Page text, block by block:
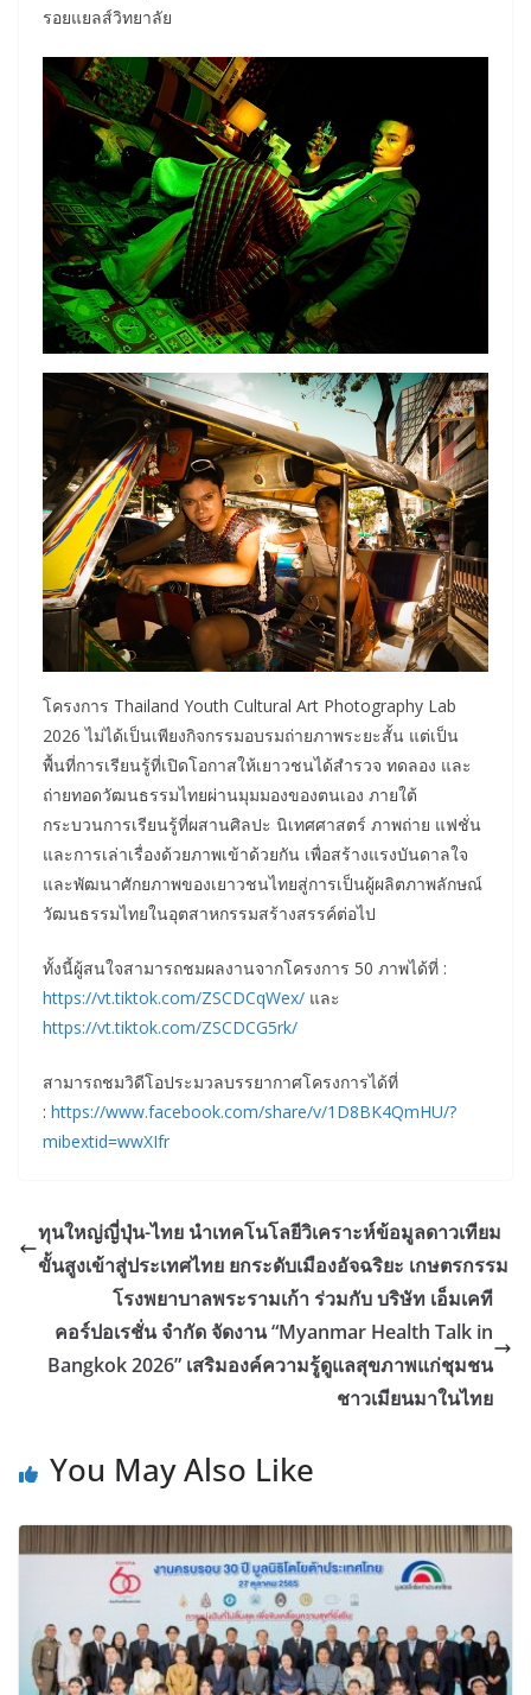
รอยแยลส์วิทยาลัย
โครงการ Thailand Youth Cultural Art Photography Lab
2026 ไม่ได้เป็นเพียงกิจกรรมอบรมถ่ายภาพระยะสั้น แต่เป็น
พื้นที่การเรียนรู้ที่เปิดโอกาสให้เยาวชนได้สำรวจ ทดลอง และ
ถ่ายทอดวัฒนธรรมไทยผ่านมุมมองของตนเอง ภายใต้
กระบวนการเรียนรู้ที่ผสานศิลปะ นิเทศศาสตร์ ภาพถ่าย แฟชั่น
และการเล่าเรื่องด้วยภาพเข้าด้วยกัน เพื่อสร้างแรงบันดาลใจ
และพัฒนาศักยภาพของเยาวชนไทยสู่การเป็นผู้ผลิตภาพลักษณ์
วัฒนธรรมไทยในอุตสาหกรรมสร้างสรรค์ต่อไป
ทั้งนี้ผู้สนใจสามารถชมผลงานจากโครงการ 50 ภาพได้ที่ :
https://vt.tiktok.com/ZSCDCqWex/ และ
https://vt.tiktok.com/ZSCDCG5rk/
สามารถชมวิดีโอประมวลบรรยากาศโครงการได้ที่
: https://www.facebook.com/share/v/1D8BK4QmHU/?
mibextid=wwXIfr
ทุนใหญ่ญี่ปุ่น-ไทย นำเทคโนโลยีวิเคราะห์ข้อมูลดาวเทียม
ขั้นสูงเข้าสู่ประเทศไทย ยกระดับเมืองอัจฉริยะ เกษตรกรรม
โรงพยาบาลพระรามเก้า ร่วมกับ บริษัท เอ็มเคที
คอร์ปอเรชั่น จำกัด จัดงาน “Myanmar Health Talk in
Bangkok 2026” เสริมองค์ความรู้ดูแลสุขภาพแก่ชุมชน
ชาวเมียนมาในไทย
You May Also Like